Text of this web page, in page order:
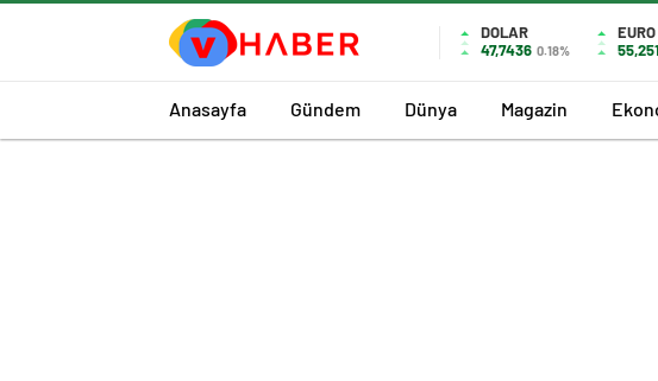
DOLAR
47,7436 0.18%
EURO
Anasayfa Gündem Dünya Magazin